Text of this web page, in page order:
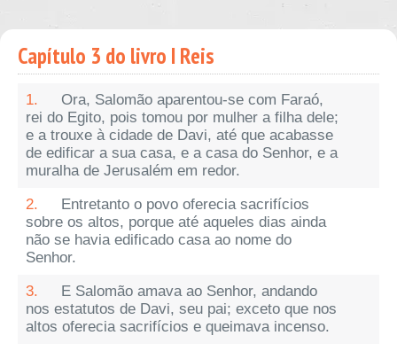
Capítulo 3 do livro I Reis
1.
Ora, Salomão aparentou-se com Faraó,
rei do Egito, pois tomou por mulher a filha dele;
e a trouxe à cidade de Davi, até que acabasse
de edificar a sua casa, e a casa do Senhor, e a
muralha de Jerusalém em redor.
2.
Entretanto o povo oferecia sacrifícios
sobre os altos, porque até aqueles dias ainda
não se havia edificado casa ao nome do
Senhor.
3.
E Salomão amava ao Senhor, andando
nos estatutos de Davi, seu pai; exceto que nos
altos oferecia sacrifícios e queimava incenso.